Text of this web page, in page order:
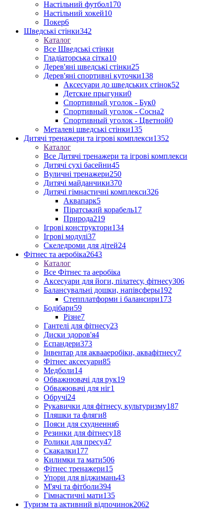
Настільний футбол170
Настільний хокей10
Покер6
Шведські стінки342
Каталог
Все Шведські стінки
Гладіаторська сітка10
Дерев'яні шведські стінки25
Дерев'яні спортивні куточки138
Аксесуари до шведських стінок52
Детские прыгунки0
Спортивный уголок - Бук0
Спортивный уголок - Сосна2
Спортивный уголок - Цветной0
Металеві шведські стінки135
Дитячі тренажери та ігрові комплекси1352
Каталог
Все Дитячі тренажери та ігрові комплекси
Дитячі сухі басейни45
Вуличні тренажери250
Дитячі майданчики370
Дитячі гімнастичні комплекси326
Аквапарк5
Піратський корабель17
Природа219
Ігрові конструктори134
Ігрові модулі37
Скеледроми для дітей24
Фітнес та аеробіка2643
Каталог
Все Фітнес та аеробіка
Аксесуари для йоги, пілатесу, фітнесу306
Балансувальні дошки, напівсферы192
Степплатформи і балансири173
Бодібари59
Різне7
Гантелі для фітнесу23
Диски здоров'я4
Еспандери373
Інвентар для аквааеробіки, аквафітнесу7
Фітнес аксесуари85
Медболи14
Обважнювачі для рук19
Обважювачі для ніг1
Обручі24
Рукавички для фітнесу, культуризму187
Пляшки та фляги8
Пояси для схуднення6
Резинки для фітнесу18
Ролики для пресу47
Скакалки177
Килимки та мати506
Фітнес тренажери15
Упори для віджимань43
М'ячі та фітболи394
Гімнастичні мати135
Туризм та активний відпочинок2062